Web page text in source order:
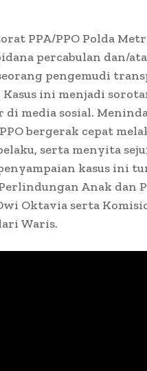
PPA/PPO Polda
percabulan dan/
pengemudi
ini menjadi
di media sosial.
bergerak cepat
serta menyita
kasus ini
Anak dan
Oktavia serta
Waris.